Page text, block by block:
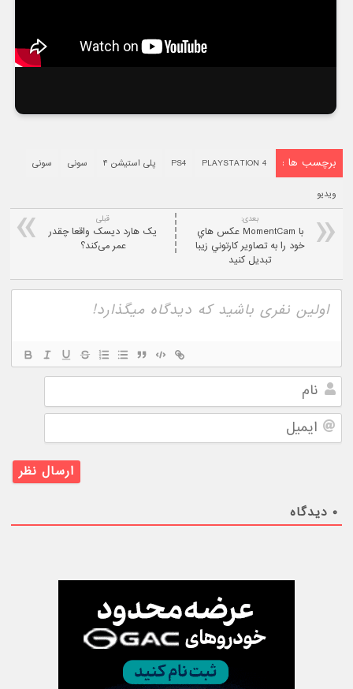
برچسب ها : PLAYSTATION 4
PS4 پلی استیشن ۴ سونی سونی
ویدیو
قبلی
یک هارد دیسک واقعا چقدر
عمر می‌کند؟
بعدی:
با MomentCam عکس هاي
خود را به تصاوير کارتوني زيبا
تبديل کنيد
نام
ایمیل
۰ دیدگاه